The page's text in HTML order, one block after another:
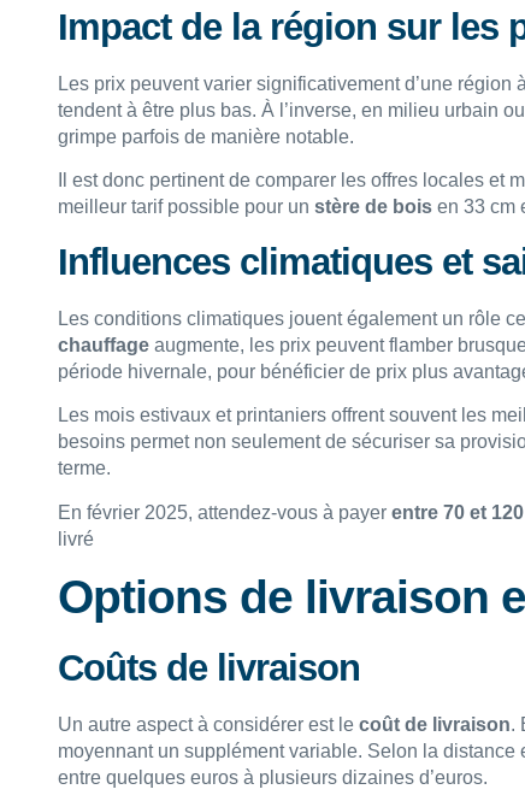
Impact de la région sur les
Les prix peuvent varier significativement d’une
tendent à être plus bas. À l’inverse, en milieu urbain
grimpe parfois de manière notable.
Il est donc pertinent de comparer les offres locales
meilleur tarif possible pour un stère de bois en 33 cm
Influences climatiques et
Les conditions climatiques jouent également un rôle
chauffage augmente, les prix peuvent flamber
période hivernale, pour bénéficier de prix plus
Les mois estivaux et printaniers offrent souvent les
besoins permet non seulement de sécuriser sa
terme.
En février 2025, attendez-vous à payer entre 70 et
livré
Options de livraison
Coûts de livraison
Un autre aspect à considérer est le coût de livraison.
moyennant un supplément variable. Selon la
entre quelques euros à plusieurs dizaines d’euros.